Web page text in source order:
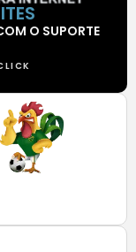
O SUPORTE